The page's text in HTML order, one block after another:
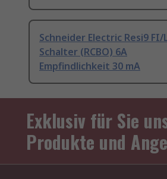
Schneider Electric Resi9 FI/
Schalter (RCBO) 6A
Empfindlichkeit 30 mA
Exklusiv für Sie
Produkte und